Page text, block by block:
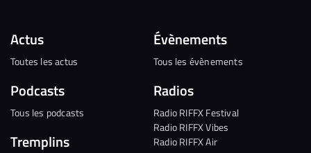
Actus
Toutes les actus
Podcasts
Tous les podcasts
Tremplins
Évènements
Tous les évènements
Radios
Radio RIFFX Festival
Radio RIFFX Vibes
Radio RIFFX Air